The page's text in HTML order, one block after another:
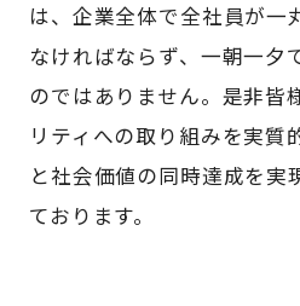
は、企業全体で全社員が一
なければならず、一朝一夕
のではありません。是非皆
リティへの取り組みを実質
と社会価値の同時達成を実
ております。